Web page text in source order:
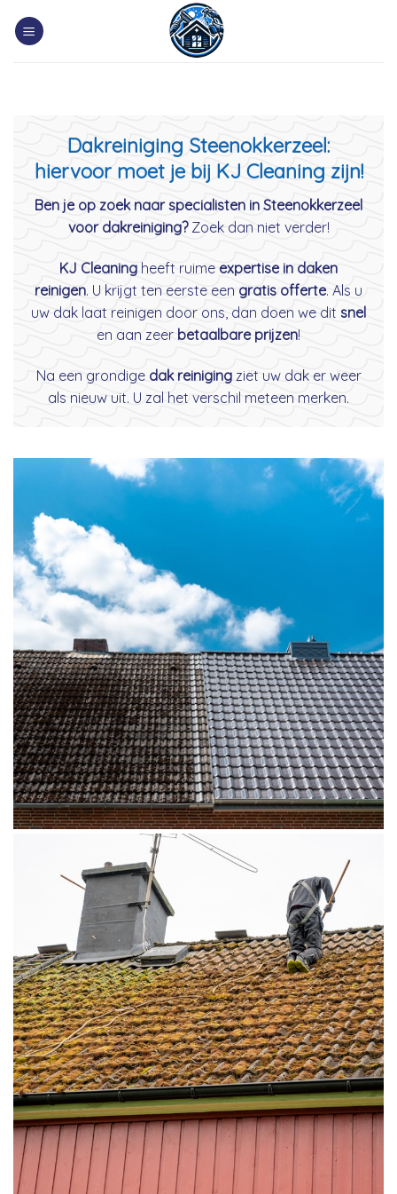
Dakreiniging Steenokkerzeel:
hiervoor moet je bij KJ Cleaning zijn!
Ben je op zoek naar specialisten in Steenokkerzeel
voor dakreiniging?Zoek dan niet verder!
KJ Cleaning heeft ruime expertise in daken
reinigen. U krijgt ten eerste een gratis offerte. Als u
uw dak laat reinigen door ons, dan doen we dit snel
en aan zeer betaalbare prijzen!
Na een grondige dak reinigingziet uw dak er weer
als nieuw uit. U zal het verschil meteen merken.